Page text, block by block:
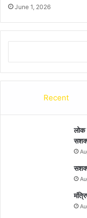
June 1, 2026
Recent
लोक